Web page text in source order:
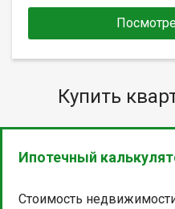
Купить
Ипотечный
Стоимость